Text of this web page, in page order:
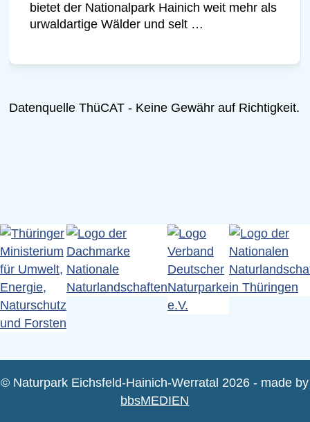
bietet der Nationalpark Hainich weit mehr als
urwaldartige Wälder und selt …
Datenquelle ThüCAT - Keine Gewähr auf Richtigkeit.
© Naturpark Eichsfeld-Hainich-Werratal 2026 - made by
bbsMEDIEN